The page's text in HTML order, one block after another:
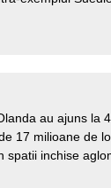
au ajuns la
17 milioane de
inchise